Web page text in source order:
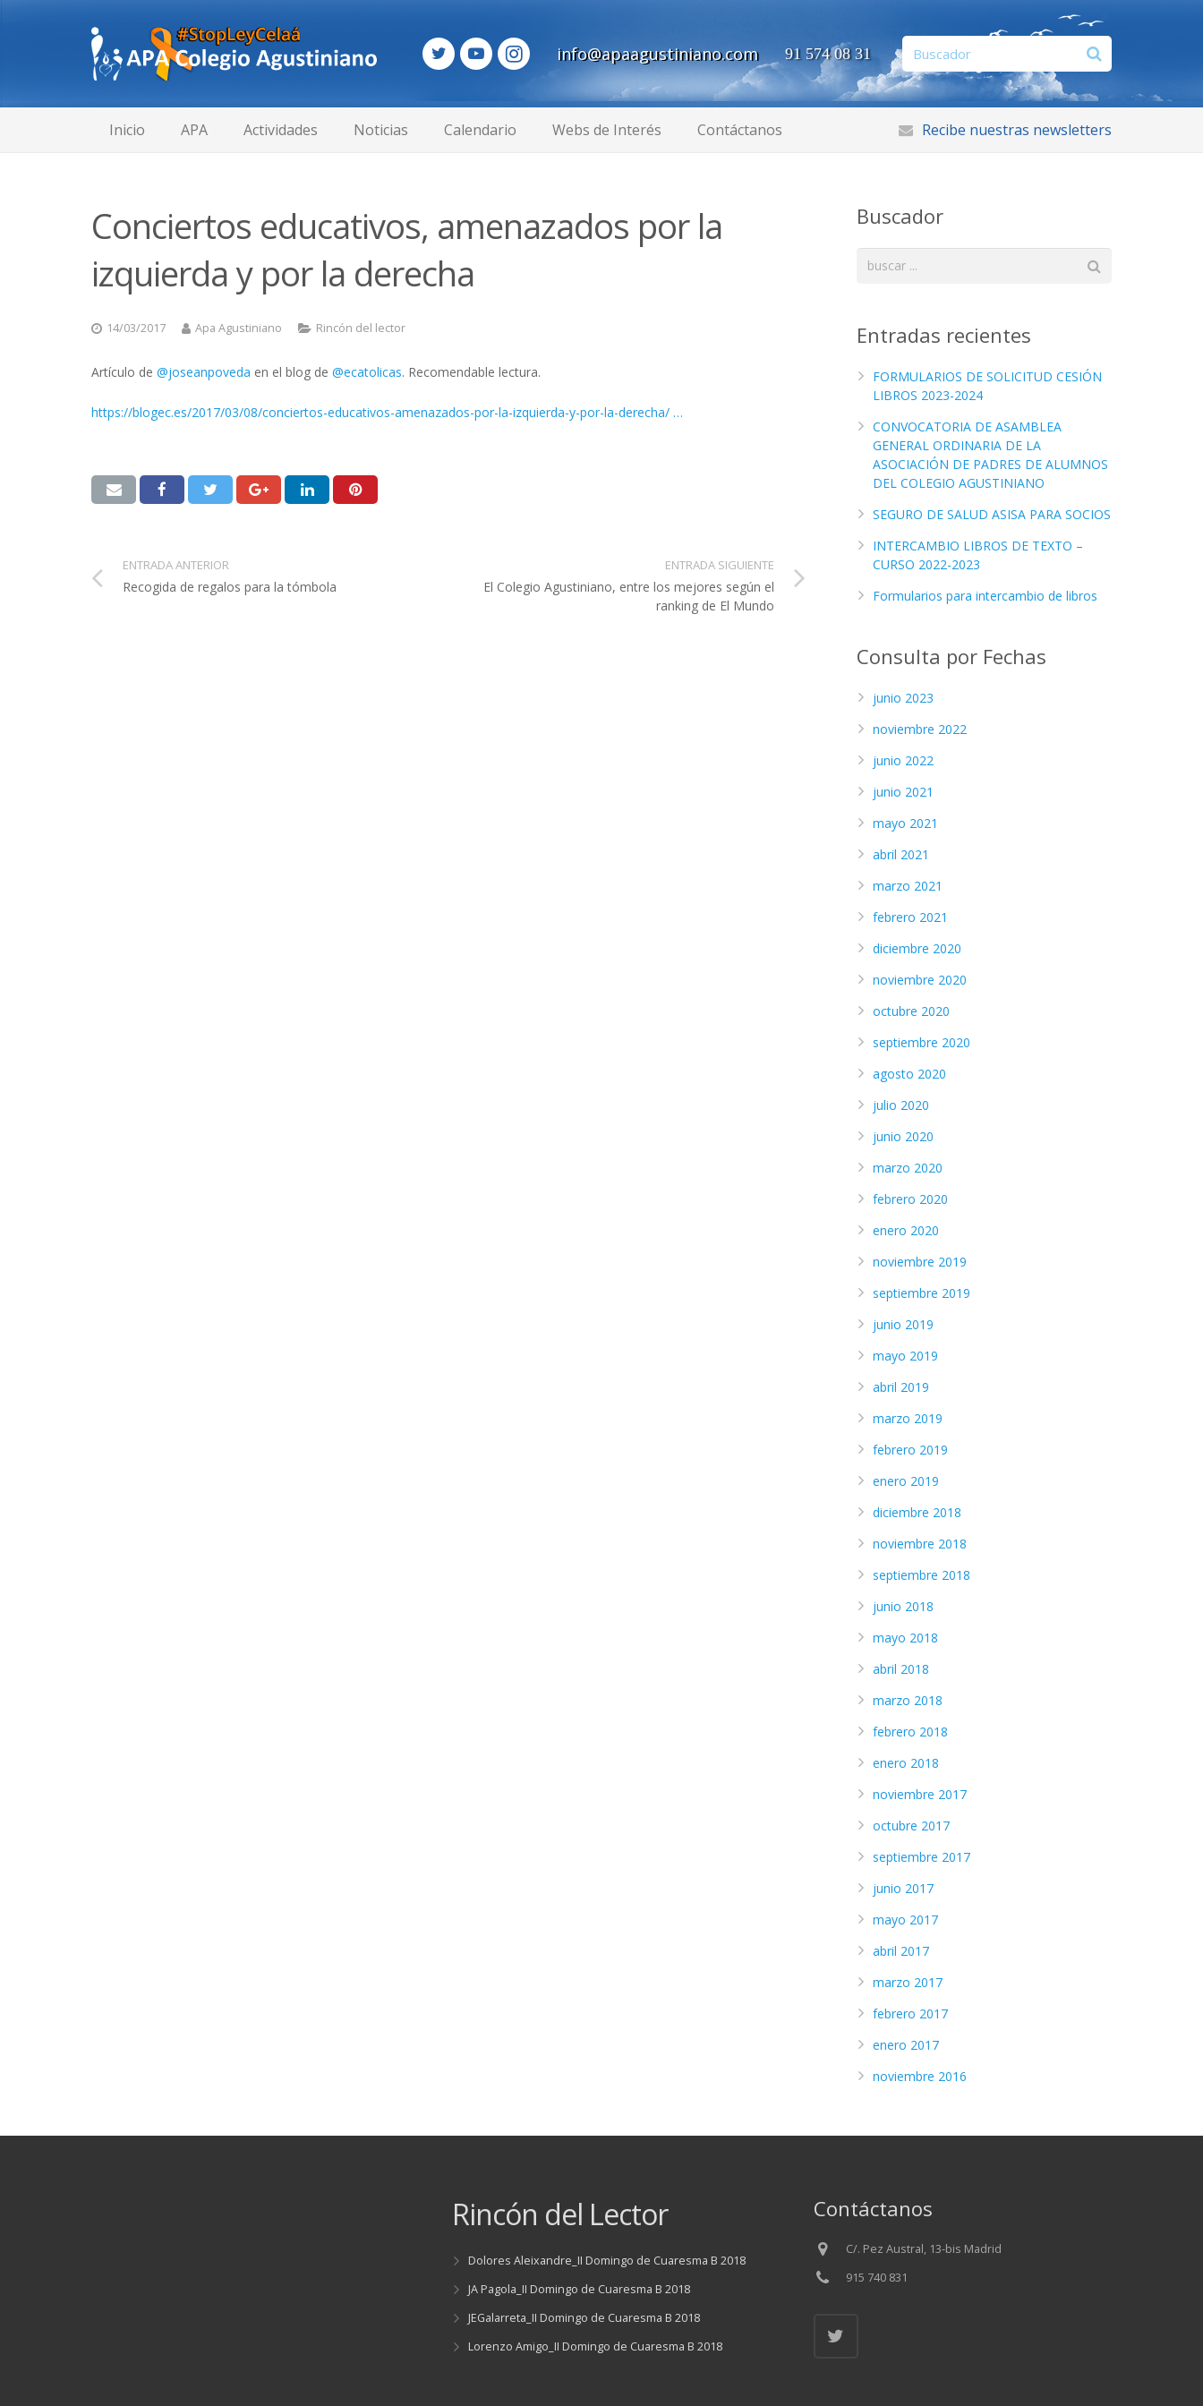
info@apaagustiniano.com 91 574 08 31
Inicio APA Actividades Noticias Calendario Webs de Interés Contáctanos Recibe nuestras newsletters
Conciertos educativos, amenazados por la
izquierda y por la derecha
14/03/2017 Apa Agustiniano Rincón del lector
Artículo de @joseanpoveda en el blog de @ecatolicas. Recomendable lectura.
https://blogec.es/2017/03/08/conciertos-educativos-amenazados-por-la-izquierda-y-por-la-derecha/ …
ENTRADA ANTERIOR
Recogida de regalos para la tómbola
ENTRADA SIGUIENTE
El Colegio Agustiniano, entre los mejores según el
ranking de El Mundo
Buscador
Entradas recientes
FORMULARIOS DE SOLICITUD CESIÓN
LIBROS 2023-2024
CONVOCATORIA DE ASAMBLEA
GENERAL ORDINARIA DE LA
ASOCIACIÓN DE PADRES DE ALUMNOS
DEL COLEGIO AGUSTINIANO
SEGURO DE SALUD ASISA PARA SOCIOS
INTERCAMBIO LIBROS DE TEXTO –
CURSO 2022-2023
Formularios para intercambio de libros
Consulta por Fechas
junio 2023
noviembre 2022
junio 2022
junio 2021
mayo 2021
abril 2021
marzo 2021
febrero 2021
diciembre 2020
noviembre 2020
octubre 2020
septiembre 2020
agosto 2020
julio 2020
junio 2020
marzo 2020
febrero 2020
enero 2020
noviembre 2019
septiembre 2019
junio 2019
mayo 2019
abril 2019
marzo 2019
febrero 2019
enero 2019
diciembre 2018
noviembre 2018
septiembre 2018
junio 2018
mayo 2018
abril 2018
marzo 2018
febrero 2018
enero 2018
noviembre 2017
octubre 2017
septiembre 2017
junio 2017
mayo 2017
abril 2017
marzo 2017
febrero 2017
enero 2017
noviembre 2016
Rincón del Lector
Dolores Aleixandre_II Domingo de Cuaresma B 2018
JA Pagola_II Domingo de Cuaresma B 2018
JEGalarreta_II Domingo de Cuaresma B 2018
Lorenzo Amigo_II Domingo de Cuaresma B 2018
Contáctanos
C/. Pez Austral, 13-bis Madrid
915 740 831